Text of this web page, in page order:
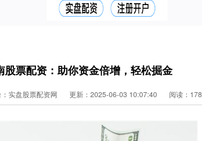
股票配资：助你资金倍增，轻松掘金
实盘股票配资网 更新：2025-06-03 10:07:40 阅读：178